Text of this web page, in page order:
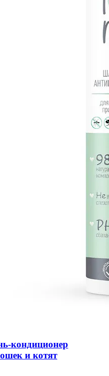
кондиционер
и котят